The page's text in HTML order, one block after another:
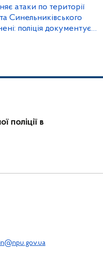
атаки по території
Синельниківського
поліція документує
поліції в